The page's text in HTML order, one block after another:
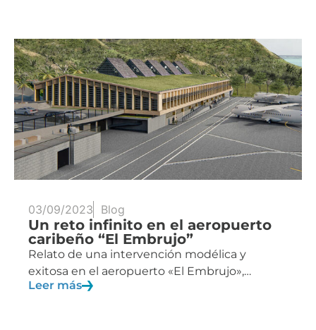
03/09/2023 Blog
Un reto infinito en el aeropuerto
caribeño “El Embrujo”
Relato de una intervención modélica y
exitosa en el aeropuerto «El Embrujo»,…
Leer más